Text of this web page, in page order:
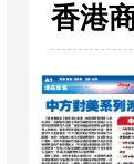
香港